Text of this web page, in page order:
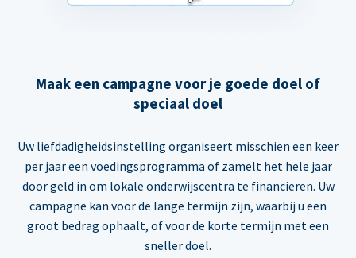
Maak een campagne voor je goede doel of
speciaal doel
Uw liefdadigheidsinstelling organiseert misschien een keer
per jaar een voedingsprogramma of zamelt het hele jaar
door geld in om lokale onderwijscentra te financieren. Uw
campagne kan voor de lange termijn zijn, waarbij u een
groot bedrag ophaalt, of voor de korte termijn met een
sneller doel.